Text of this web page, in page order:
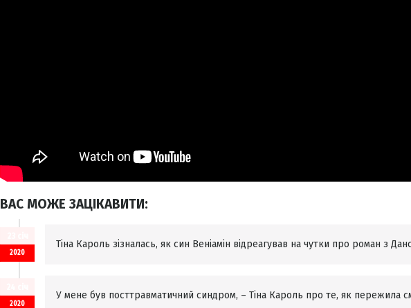
ВАС МОЖЕ ЗАЦІКАВИТИ:
2020
Тіна Кароль зізналась, як син Веніамін відреагував на чутки про роман з
2020
У мене був посттравматичний синдром, – Тіна Кароль про те, як пережила